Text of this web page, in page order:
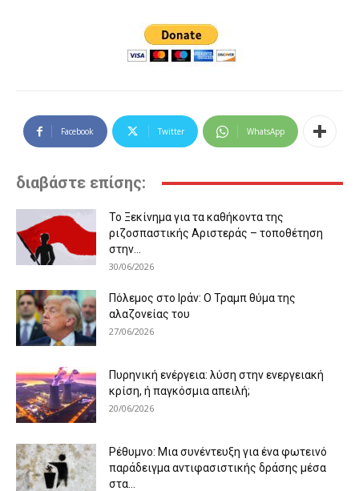
Facebook Twitter WhatsApp
διαβάστε επίσης:
Το Ξεκίνημα για τα καθήκοντα της
ριζοσπαστικής Αριστεράς – τοποθέτηση
στην...
30/06/2026
Πόλεμος στο Ιράν: Ο Τραμπ θύμα της
αλαζονείας του
27/06/2026
Πυρηνική ενέργεια: λύση στην ενεργειακή
κρίση, ή παγκόσμια απειλή;
20/06/2026
Ρέθυμνο: Μια συνέντευξη για ένα φωτεινό
παράδειγμα αντιφασιστικής δράσης μέσα
στα...